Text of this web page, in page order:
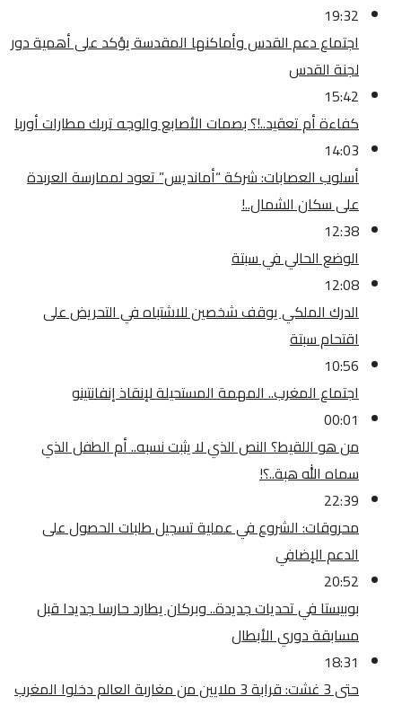
19:32
اجتماع دعم القدس وأماكنها المقدسة يؤكد على أهمية دور
لجنة القدس
15:42
كفاءة أم تعقيد..!؟ بصمات الأصابع والوجه تربك مطارات أوربا
14:03
أسلوب العصابات: شركة “أمانديس” تعود لممارسة العربدة
على سكان الشمال..!
12:38
الوضع الحالي في سبتة
12:08
الدرك الملكي يوقف شخصين للاشتباه في التحريض على
اقتحام سبتة
10:56
اجتماع المغرب.. المهمة المستحيلة لإنقاذ إنفانتينو
00:01
من هو اللقيط؟ النص الذي لا يثبت نسبه.. أم الطفل الذي
سماه الله هبة..؟!
22:39
محروقات: الشروع في عملية تسجيل طلبات الحصول على
الدعم الإضافي
20:52
بوبيستا في تحديات جديدة.. وبركان يطارد حارسا جديدا قبل
مسابقة دوري الأبطال
18:31
حتى 3 غشت: قرابة 3 ملايين من مغاربة العالم دخلوا المغرب